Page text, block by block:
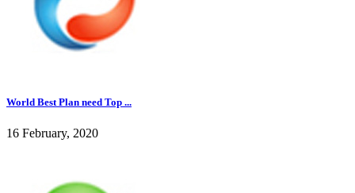
World Best Plan need Top ...
16 February, 2020